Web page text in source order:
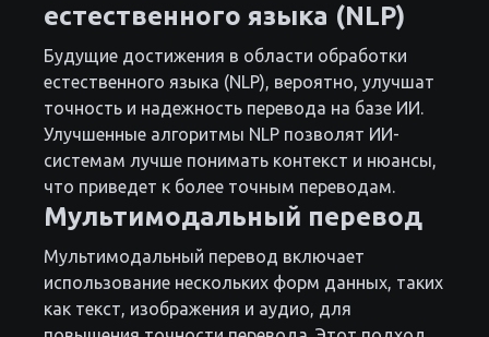
естественного языка (NLP)
Будущие достижения в области обработки
естественного языка (NLP), вероятно, улучшат
точность и надежность перевода на базе ИИ.
Улучшенные алгоритмы NLP позволят ИИ-
системам лучше понимать контекст и нюансы,
что приведет к более точным переводам.
Мультимодальный перевод
Мультимодальный перевод включает
использование нескольких форм данных, таких
как текст, изображения и аудио, для